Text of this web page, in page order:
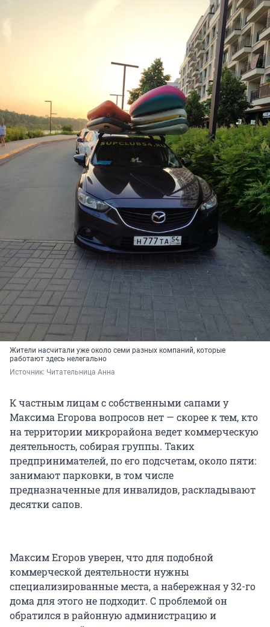
Жители насчитали уже около семи разных компаний, которые
работают здесь нелегально
Источник: Читательница Анна
К частным лицам с собственными сапами у
Максима Егорова вопросов нет — скорее к тем, кто
на территории микрорайона ведет коммерческую
деятельность, собирая группы. Таких
предпринимателей, по его подсчетам, около пяти:
занимают парковки, в том числе
предназначенные для инвалидов, раскладывают
десятки сапов.
Максим Егоров уверен, что для подобной
коммерческой деятельности нужны
специализированные места, а набережная у 32-го
дома для этого не подходит. С проблемой он
обратился в районную администрацию и